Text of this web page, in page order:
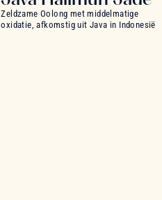
Zeldzame Oolong met middelmatige
oxidatie, afkomstig uit Java in Indonesië